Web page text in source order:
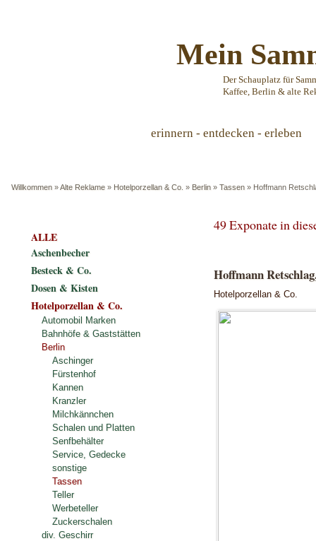
Mein
Der Schauplatz für
Kaffee, Berlin & alte
erinnern - entdecken - erleben
Willkommen »Alte Reklame » Hotelporzellan & Co. » Berlin » Tassen » Hoffmann
49 Exponate in
Hoffmann
Hotelporzellan & Co.
ALLE
Aschenbecher
Besteck & Co.
Dosen & Kisten
Hotelporzellan & Co.
Automobil Marken
Bahnhöfe & Gaststätten
Berlin
Aschinger
Fürstenhof
Kannen
Kranzler
Milchkännchen
Schalen und Platten
Senfbehälter
Service, Gedecke
sonstige
Tassen
Teller
Werbeteller
Zuckerschalen
div. Geschirr